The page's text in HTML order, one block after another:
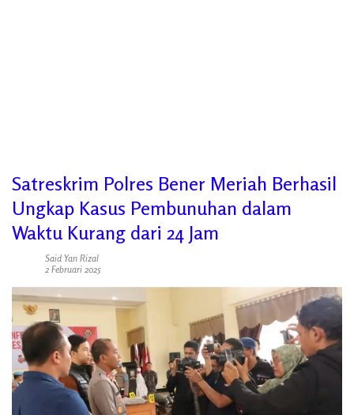
Satreskrim Polres Bener Meriah Berhasil
Ungkap Kasus Pembunuhan dalam
Waktu Kurang dari 24 Jam
Said Yan Rizal
2 Februari 2025